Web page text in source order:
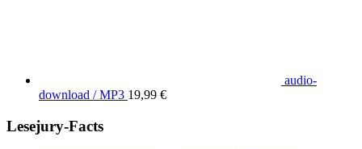
audio-
download / MP3 19,99 €
Lesejury-Facts